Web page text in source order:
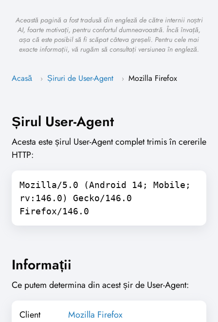
Această pagină a fost tradusă din engleză de către internii noștri
AI, foarte motivați, pentru confortul dumneavoastră. Încă învață,
așa că este posibil să fi scăpat câteva greșeli. Pentru cele mai
exacte informații, vă rugăm să consultați versiunea în engleză.
Acasă › Șiruri de User-Agent › Mozilla Firefox
Șirul User-Agent
Acesta este șirul User-Agent complet trimis în cererile
HTTP:
Mozilla/5.0 (Android 14; Mobile;
rv:146.0) Gecko/146.0
Firefox/146.0
Informații
Ce putem determina din acest șir de User-Agent:
Client Mozilla Firefox